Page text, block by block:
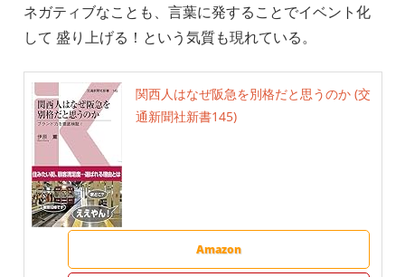
ネガティブなことも、言葉に発することでイベント化
して 盛り上げる！という気質も現れている。
関西人はなぜ阪急を別格だと思うのか (交
通新聞社新書145)
Amazon